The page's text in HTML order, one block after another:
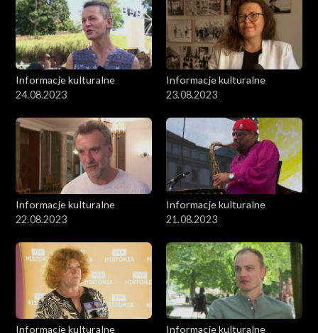
Informacje kulturalne
24.08.2023
Informacje kulturalne
23.08.2023
Informacje kulturalne
22.08.2023
Informacje kulturalne
21.08.2023
Informacje kulturalne
Informacje kulturalne